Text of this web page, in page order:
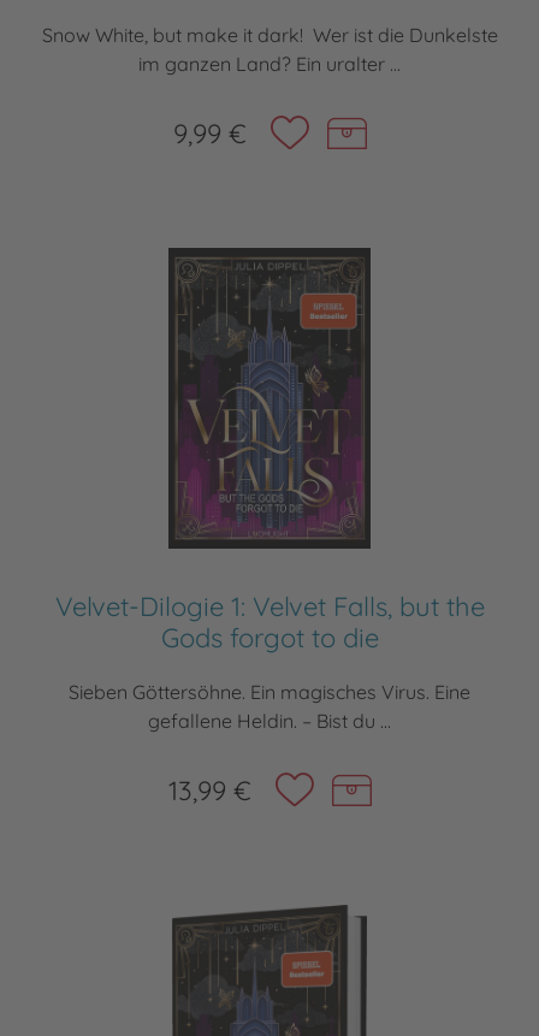
Snow White, but make it dark! Wer ist die Dunkelste
im ganzen Land? Ein uralter ...
9,99 €
Velvet-Dilogie 1: Velvet Falls, but the
Gods forgot to die
Sieben Göttersöhne. Ein magisches Virus. Eine
gefallene Heldin. – Bist du ...
13,99 €